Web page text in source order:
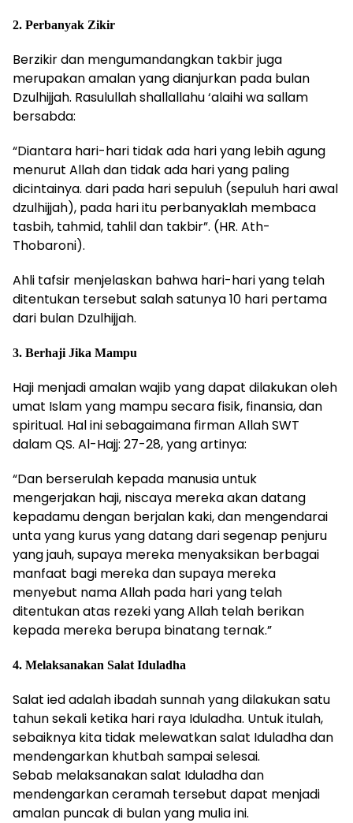
2. Perbanyak Zikir
Berzikir dan mengumandangkan takbir juga
merupakan amalan yang dianjurkan pada bulan
Dzulhijjah. Rasulullah shallallahu ‘alaihi wa sallam
bersabda:
“Diantara hari-hari tidak ada hari yang lebih agung
menurut Allah dan tidak ada hari yang paling
dicintainya. dari pada hari sepuluh (sepuluh hari awal
dzulhijjah), pada hari itu perbanyaklah membaca
tasbih, tahmid, tahlil dan takbir”. (HR. Ath-
Thobaroni).
Ahli tafsir menjelaskan bahwa hari-hari yang telah
ditentukan tersebut salah satunya 10 hari pertama
dari bulan Dzulhijjah.
3. Berhaji Jika Mampu
Haji menjadi amalan wajib yang dapat dilakukan oleh
umat Islam yang mampu secara fisik, finansia, dan
spiritual. Hal ini sebagaimana firman Allah SWT
dalam QS. Al-Hajj: 27-28, yang artinya:
“Dan berserulah kepada manusia untuk
mengerjakan haji, niscaya mereka akan datang
kepadamu dengan berjalan kaki, dan mengendarai
unta yang kurus yang datang dari segenap penjuru
yang jauh, supaya mereka menyaksikan berbagai
manfaat bagi mereka dan supaya mereka
menyebut nama Allah pada hari yang telah
ditentukan atas rezeki yang Allah telah berikan
kepada mereka berupa binatang ternak.”
4. Melaksanakan Salat Iduladha
Salat ied adalah ibadah sunnah yang dilakukan satu
tahun sekali ketika hari raya Iduladha. Untuk itulah,
sebaiknya kita tidak melewatkan salat Iduladha dan
mendengarkan khutbah sampai selesai.
Sebab melaksanakan salat Iduladha dan
mendengarkan ceramah tersebut dapat menjadi
amalan puncak di bulan yang mulia ini.